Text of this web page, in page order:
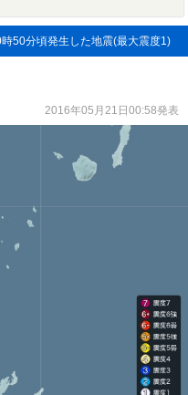
50分頃発生した地震(最大震度1)
2016年05月21日00:58発表